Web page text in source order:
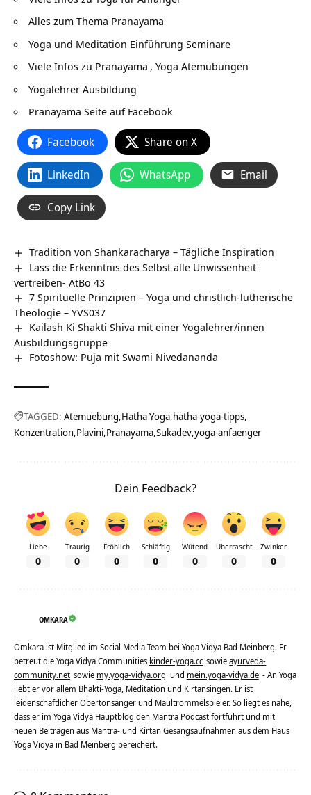
Alles zum Thema Pranayama
Yoga und Meditation Einführung Seminare
Viele Infos zu Pranayama , Yoga Atemübungen
Yogalehrer Ausbildung
Pranayama Seite auf Facebook
Facebook Share on X
LinkedIn WhatsApp Email
Copy Link
Tradition von Shankaracharya – Tägliche Inspiration
Lass die Erkenntnis des Selbst alle Unwissenheit
vertreiben- AtBo 43
7 Spirituelle Prinzipien – Yoga und christlich-lutherische
Theologie – YVS037
Kailash Ki Shakti Shiva mit einer Yogalehrer/innen
Ausbildungsgruppe
Fotoshow: Puja mit Swami Nivedananda
TAGGED: Atemuebung Hatha Yoga hatha-yoga-tipps
Konzentration Plavini Pranayama Sukadev yoga-anfaenger
Dein Feedback?
Liebe
0
Traurig
0
Fröhlich
0
Schläfrig
0
Wütend
0
Überrascht
0
Zwinker
0
OMKARA
Omkara ist Mitglied im Social Media Team bei Yoga Vidya Bad Meinberg. Er
betreut die Yoga Vidya Communities kinder-yoga.cc sowieayurveda-
community.net sowie my.yoga-vidya.org und mein.yoga-vidya.de - An Yoga
liebt er vor allem Bhakti-Yoga, Meditation und Kirtansingen. Er ist
leidenschaftlicher Obertonsänger und Maultrommelspieler. So liegt es nahe,
dass er im Yoga Vidya Hauptblog den Mantra Podcast fortführt und mit
neuen Beiträgen aus Mantra- und Kirtan Gesangsaufnahmen aus dem Haus
Yoga Vidya in Bad Meinberg bereichert.